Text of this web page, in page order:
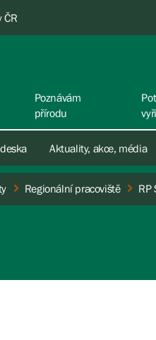
ČR
Poznávám
přírodu
Aktuality, akce, média
Regionální pracoviště RP